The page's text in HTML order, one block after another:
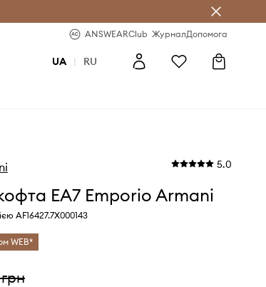
ANSWEARClub ЖурналДопомога
UA | RU
5.0
EA7 Emporio Armani
AF16427.7X000143
WEB*